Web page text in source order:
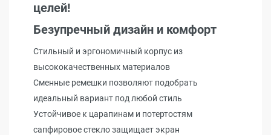
целей!
Безупречный дизайн и комфорт
Стильный и эргономичный корпус из
высококачественных материалов
Сменные ремешки позволяют подобрать
идеальный вариант под любой стиль
Устойчивое к царапинам и потертостям
сапфировое стекло защищает экран